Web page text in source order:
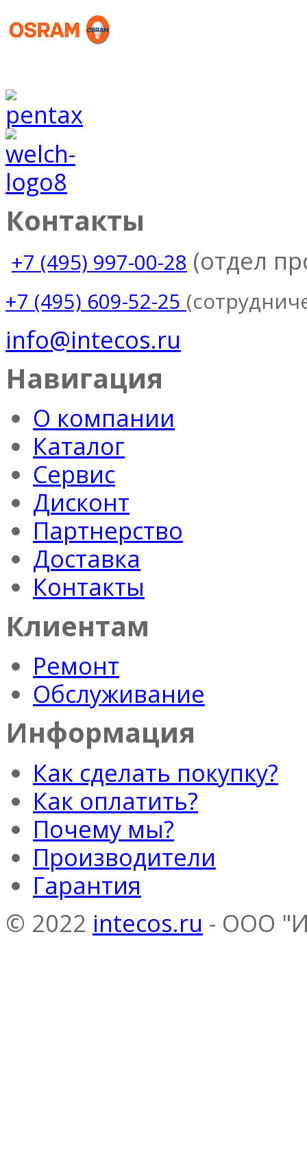
Контакты
+7 (495) 997-00-28 (отдел
+7 (495) 609-52-25
info@intecos.ru
Навигация
О компании
Каталог
Сервис
Дисконт
Партнерство
Доставка
Контакты
Клиентам
Ремонт
Обслуживание
Информация
Как сделать покупку?
Как оплатить?
Почему мы?
Производители
Гарантия
© 2022 intecos.ru - ООО